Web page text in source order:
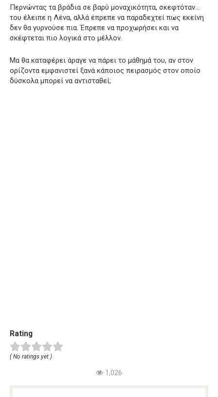
Περνώντας τα βράδια σε βαρύ μοναχικότητα, σκεφτόταν…
του έλειπε η Λένα, αλλά έπρεπε να παραδεχτεί πως εκείνη
δεν θα γυρνούσε πια. Έπρεπε να προχωρήσει και να
σκέφτεται πιο λογικά στο μέλλον.
Μα θα καταφέρει άραγε να πάρει το μάθημά του, αν στον
ορίζοντα εμφανιστεί ξανά κάποιος πειρασμός στον οποίο
δύσκολα μπορεί να αντισταθεί;
Rating
( No ratings yet )
1,026